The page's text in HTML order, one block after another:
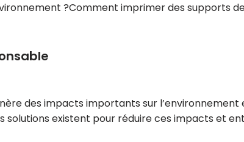
?Comment imprimer des supports
des impacts importants sur
solutions existent pour réduire ces impacts et